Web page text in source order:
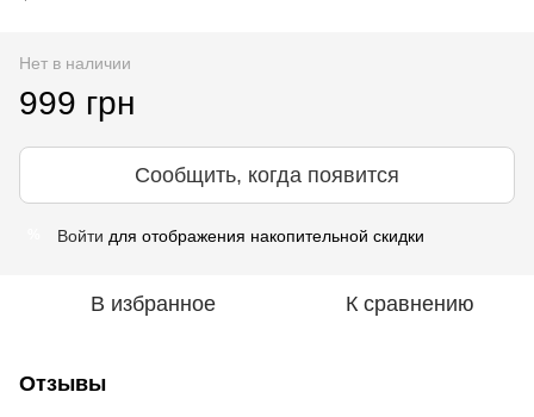
Нет в наличии
999 грн
Сообщить, когда появится
Войти для отображения накопительной скидки
В избранное К сравнению
Отзывы